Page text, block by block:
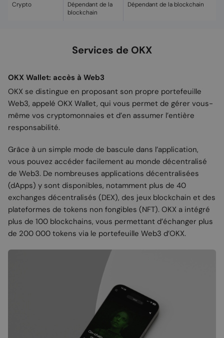
Crypto
Dépendant de la
blockchain
Dépendant de la blockchain
Services de OKX
OKX Wallet: accès à Web3
OKX se distingue en proposant son propre portefeuille
Web3, appelé OKX Wallet, qui vous permet de gérer vous-
même vos cryptomonnaies et d’en assumer l’entière
responsabilité.
Grâce à un simple mode de bascule dans l’application,
vous pouvez accéder facilement au monde décentralisé
de Web3. De nombreuses applications décentralisées
(dApps) y sont disponibles, notamment plus de 40
exchanges décentralisés (DEX), des jeux blockchain et des
plateformes de tokens non fongibles (NFT). OKX a intégré
plus de 100 blockchains, vous permettant d’échanger plus
de 200 000 tokens via le portefeuille Web3 d’OKX.